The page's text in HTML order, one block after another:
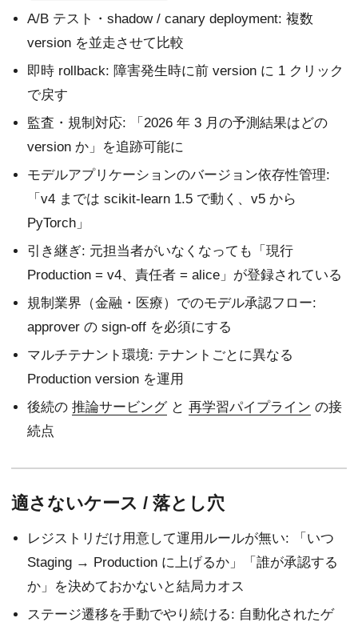
A/B テスト・shadow / canary deployment: 複数
version を並走させて比較
即時 rollback: 障害発生時に前 version に 1 クリック
で戻す
監査・規制対応: 「2026 年 3 月の予測結果はどの
version か」を追跡可能に
モデルアプリケーションのバージョン依存性管理:
「v4 までは scikit-learn 1.5 で動く、v5 から
PyTorch」
引き継ぎ: 元担当者がいなくなっても「現行
Production = v4、責任者 = alice」が登録されている
規制業界（金融・医療）でのモデル承認フロー:
approver の sign-off を必須にする
マルチテナント環境: テナントごとに異なる
Production version を運用
後続の 推論サービングと 再学習パイプライン の接
続点
適さないケース / 落とし穴
レジストリだけ用意して運用ルールが無い: 「いつ
Staging → Production に上げるか」「誰が承認する
か」を決めておかないと結局カオス
ステージ遷移を手動でやり続ける: 自動化されたゲ